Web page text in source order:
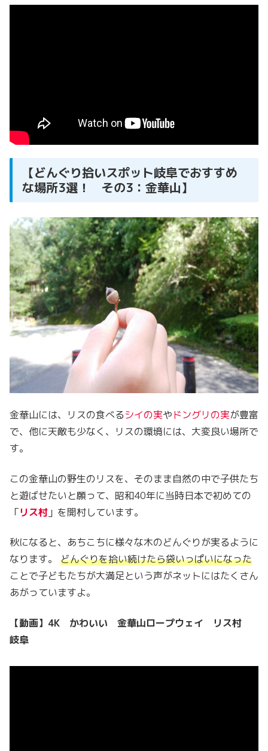
【どんぐり拾いスポット岐阜でおすすめ
な場所3選！ その3：金華山】
金華山には、リスの食べるシイの実やドングリの実が豊富
で、他に天敵も少なく、リスの環境には、大変良い場所で
す。
この金華山の野生のリスを、そのまま自然の中で子供たち
と遊ばせたいと願って、昭和40年に当時日本で初めての
「リス村 」を開村しています。
秋になると、あちこちに様々な木のどんぐりが実るように
なります。 どんぐりを拾い続けたら袋いっぱいになった
ことで子どもたちが大満足という声がネットにはたくさん
あがっていますよ。
【動画】4K かわいい 金華山ロープウェイ リス村
岐阜